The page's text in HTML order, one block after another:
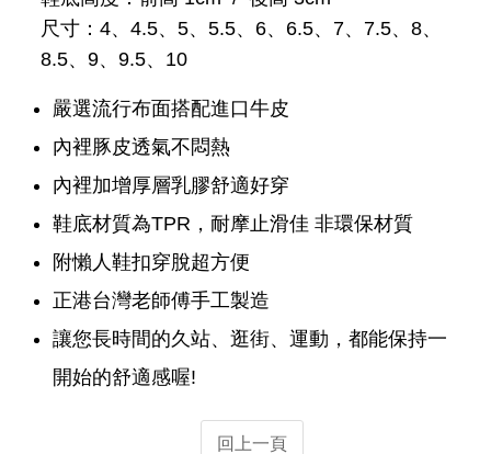
尺寸：4、4.5、5、5.5、6、6.5、7、7.5、8、
8.5、9、9.5、10
嚴選流行布面搭配進口牛皮
內裡豚皮透氣不悶熱
內裡加增厚層乳膠舒適好穿
鞋底材質為TPR，耐摩止滑佳 非環保材質
附懶人鞋扣穿脫超方便
正港台灣老師傅手工製造
讓您長時間的久站、逛街、運動，都能保持一
開始的舒適感喔!
回上一頁